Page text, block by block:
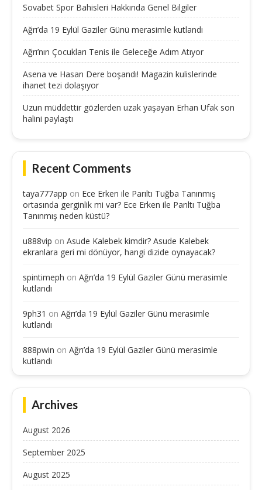
Sovabet Spor Bahisleri Hakkında Genel Bilgiler
Ağrı’da 19 Eylül Gaziler Günü merasimle kutlandı
Ağrı’nın Çocukları Tenis ile Geleceğe Adım Atıyor
Asena ve Hasan Dere boşandı! Magazin kulislerinde
ihanet tezi dolaşıyor
Uzun müddettir gözlerden uzak yaşayan Erhan Ufak son
halini paylaştı
Recent Comments
taya777app on Ece Erken ile Parıltı Tuğba Tanınmış
ortasında gerginlik mi var? Ece Erken ile Parıltı Tuğba
Tanınmış neden küstü?
u888vip on Asude Kalebek kimdir? Asude Kalebek
ekranlara geri mi dönüyor, hangi dizide oynayacak?
spintimeph on Ağrı’da 19 Eylül Gaziler Günü merasimle
kutlandı
9ph31 on Ağrı’da 19 Eylül Gaziler Günü merasimle
kutlandı
888pwin on Ağrı’da 19 Eylül Gaziler Günü merasimle
kutlandı
Archives
August 2026
September 2025
August 2025